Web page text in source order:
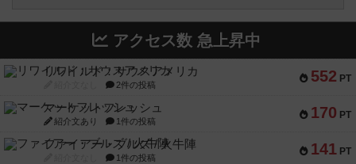
アクセス数 急上昇中
552 PT
リワイルド：サウスアメリカ
2件の投稿
170 PT
マーケットフレッシュ
紹介文あり 1件の投稿
141 PT
ファイアー・ブルズ / 火牛陣
1件の投稿